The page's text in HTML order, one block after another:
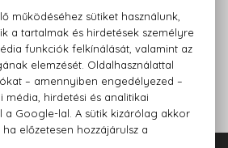
KOZMETIKUMOK
SMINK
HAJÁPOLÁS